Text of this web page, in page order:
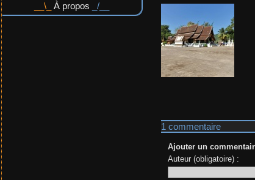
À propos
1 commentaire
Ajouter un
Auteur (obligatoire) :